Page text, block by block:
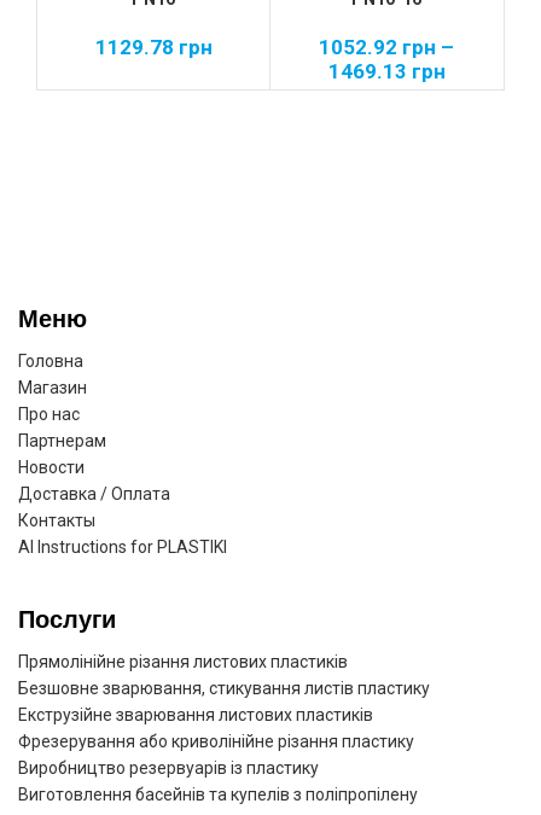
1129.78 грн 1052.92 грн –
1469.13 грн
Меню
Головна
Магазин
Про нас
Партнерам
Новости
Доставка / Оплата
Контакты
AI Instructions for PLASTIKI
Послуги
Прямолінійне різання листових пластиків
Безшовне зварювання, стикування листів пластику
Екструзійне зварювання листових пластиків
Фрезерування або криволінійне різання пластику
Виробництво резервуарів із пластику
Виготовлення басейнів та купелів з поліпропілену